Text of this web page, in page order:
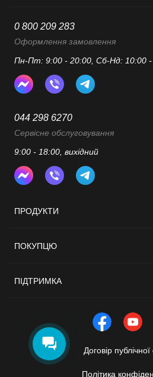
ПРОДУКТИ
ПОКУПЦЮ
ПІДТРИМКА
0 800 209 283
Оформлення замовлення
Пн-Пт: 9:00 - 20:00, Сб-Нд: 10:00 -
044 298 6270
Сервісне обслуговування
9:00 - 18:00, вихідний
Договір
Політика